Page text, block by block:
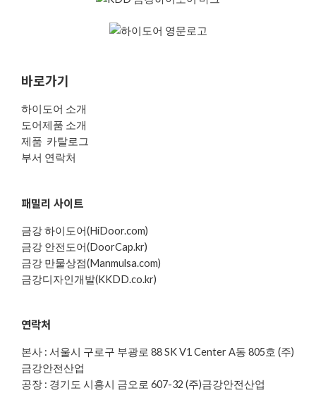
바로가기
하이도어 소개
도어제품 소개
제품 카탈로그
부서 연락처
패밀리 사이트
금강 하이도어(HiDoor.com)
금강 안전도어(DoorCap.kr)
금강 만물상점(Manmulsa.com)
금강디자인개발(KKDD.co.kr)
연락처
본사 : 서울시 구로구 부광로 88 SK V1 Center A동 805호 (주)
금강안전산업
공장 : 경기도 시흥시 금오로 607-32 (주)금강안전산업